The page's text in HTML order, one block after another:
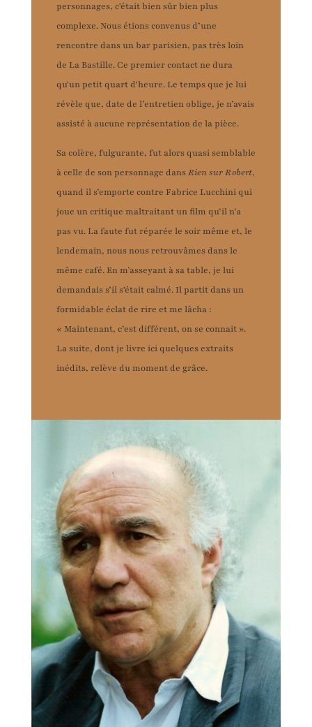
personnages, c'était bien sûr bien plus
complexe. Nous étions convenus d’une
rencontre dans un bar parisien, pas très loin
de La Bastille. Ce premier contact ne dura
qu'un petit quart d'heure. Le temps que je lui
révèle que, date de l’entretien oblige, je n’avais
assisté à aucune représentation de la pièce.
Sa colère, fulgurante, fut alors quasi semblable
à celle de son personnage dansRien sur Robert,
quand il s’emporte contre Fabrice Lucchini qui
joue un critique maltraitant un film qu’il n’a
pas vu. La faute fut réparée le soir même et, le
lendemain, nous nous retrouvâmes dans le
même café. En m’asseyant à sa table, je lui
demandais s’il s'était calmé. Il partit dans un
formidable éclat de rire et me lâcha :
« Maintenant, c’est différent, on se connait ».
La suite, dont je livre ici quelques extraits
inédits, relève du moment de grâce.